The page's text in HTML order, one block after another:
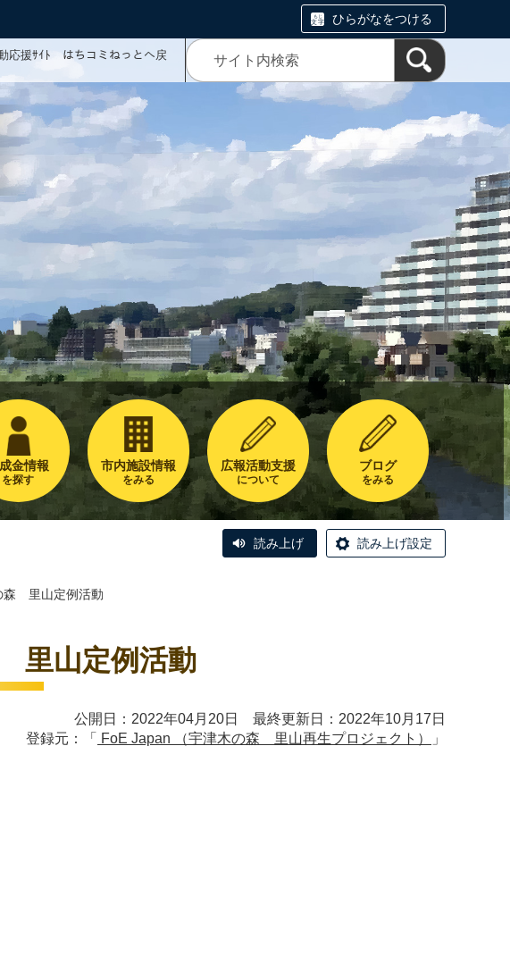
ひらがなをつける
応援ｻｲﾄ はちコミねっとへ戻
金情報
を探す
市内施設情報
をみる
広報活動支援
について
ブログ
をみる
読み上げ 読み上げ設定
森 里山定例活動
里山定例活動
公開日：2022年04月20日 最終更新日：2022年10月17日
登録元：「
FoE Japan （宇津木の森 里山再生プロジェクト） 」